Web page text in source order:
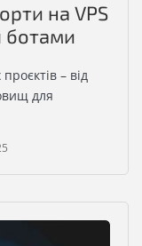
на VPS
ботами
– від
для